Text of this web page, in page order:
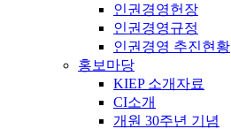
인권경영헌장
인권경영규정
인권경영 추진현황
홍보마당
KIEP 소개자료
CI소개
개원 30주년 기념